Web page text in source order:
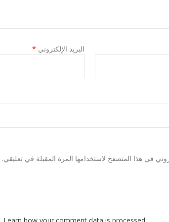
البريد الإلكتروني *
في هذا المتصفح لاستخدامها المرة المقبلة في تعليقي.